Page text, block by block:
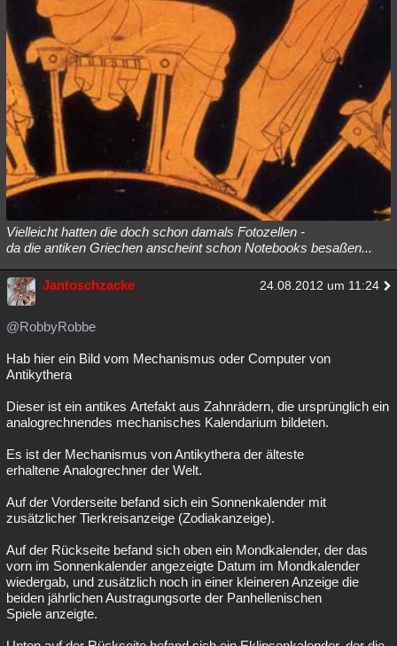
Vielleicht hatten die doch schon damals Fotozellen -
da die antiken Griechen anscheint schon Notebooks besaßen...
Jantoschzacke 24.08.2012 um 11:24
@RobbyRobbe
Hab hier ein Bild vom Mechanismus oder Computer von
Antikythera
Dieser ist ein antikes Artefakt aus Zahnrädern, die ursprünglich ein
analogrechnendes mechanisches Kalendarium bildeten.
Es ist der Mechanismus von Antikythera der älteste
erhaltene Analogrechner der Welt.
Auf der Vorderseite befand sich ein Sonnenkalender mit
zusätzlicher Tierkreisanzeige (Zodiakanzeige).
Auf der Rückseite befand sich oben ein Mondkalender, der das
vorn im Sonnenkalender angezeigte Datum im Mondkalender
wiedergab, und zusätzlich noch in einer kleineren Anzeige die
beiden jährlichen Austragungsorte der Panhellenischen
Spiele anzeigte.